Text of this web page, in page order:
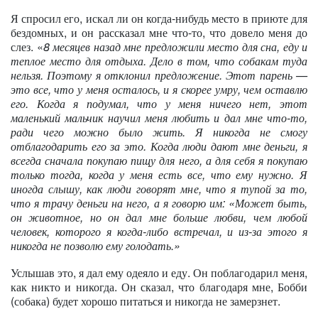
Я спросил его, искал ли он когда-нибудь место в приюте для
бездомных, и он рассказал мне что-то, что довело меня до
слез. «8 месяцев назад мне предложили место для сна, еду и
теплое место для отдыха. Дело в том, что собакам туда
нельзя. Поэтому я отклонил предложение. Этот парень —
это все, что у меня осталось, и я скорее умру, чем оставлю
его. Когда я подумал, что у меня ничего нет, этот
маленький мальчик научил меня любить и дал мне что-то,
ради чего можно было жить. Я никогда не смогу
отблагодарить его за это. Когда люди дают мне деньги, я
всегда сначала покупаю пищу для него, а для себя я покупаю
только тогда, когда у меня есть все, что ему нужно. Я
иногда слышу, как люди говорят мне, что я тупой за то,
что я трачу деньги на него, а я говорю им: «Может быть,
он животное, но он дал мне больше любви, чем любой
человек, которого я когда-либо встречал, и из-за этого я
никогда не позволю ему голодать.»
Услышав это, я дал ему одеяло и еду. Он поблагодарил меня,
как никто и никогда. Он сказал, что благодаря мне, Бобби
(собака) будет хорошо питаться и никогда не замерзнет.